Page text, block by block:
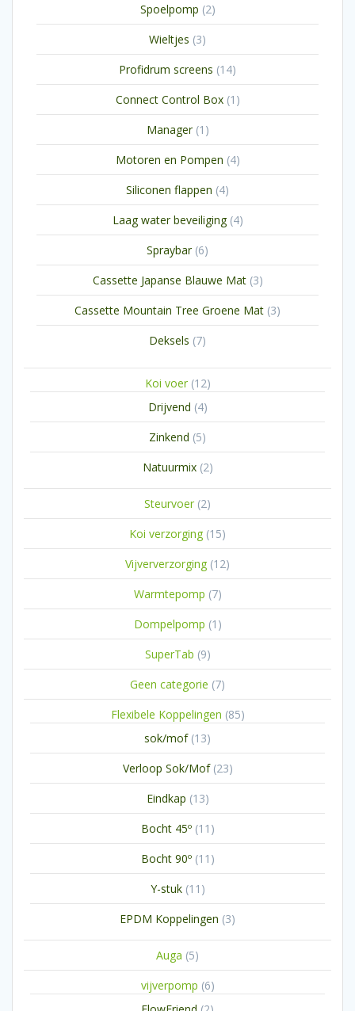
Spoelpomp 22
producten
Wieltjes 33
producten
Profidrum screens 1414
producten
Connect Control Box 1 1
product
Manager 1 1
product
Motoren en Pompen 44
producten
Siliconen flappen 44
producten
Laag water beveiliging 44
producten
Spraybar 66
producten
Cassette Japanse Blauwe Mat 33
producten
Cassette Mountain Tree Groene Mat 33
producten
Deksels 77
Koi voer 1212
Drijvend 44
producten
Zinkend 55
producten
Natuurmix 22
Steurvoer 22
producten
Koi verzorging 1515
producten
Vijververzorging 1212
producten
Warmtepomp 77
producten
Dompelpomp 1 1
product
SuperTab 99
producten
Geen categorie 77
producten
Flexibele Koppelingen 8585
sok/mof 1313
producten
Verloop Sok/Mof 2323
producten
Eindkap 1313
producten
Bocht 45º 11 11
producten
Bocht 90º 11 11
producten
Y-stuk 11 11
producten
EPDM Koppelingen 33
Auga 55
producten
vijverpomp 66